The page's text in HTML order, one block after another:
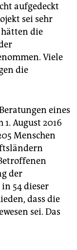
aufgedeckt
sei sehr
die
Viele
die
eines
1. August 2016
Menschen
der
54 dieser
dass die
sei. Das